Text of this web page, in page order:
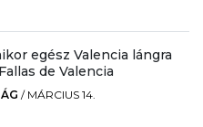
egész Valencia lángra
de Valencia
/ MÁRCIUS 14.